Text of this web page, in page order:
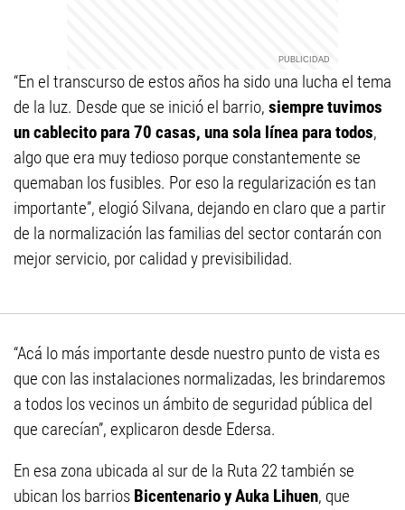
“En el transcurso de estos años ha sido una lucha el tema
de la luz. Desde que se inició el barrio, siempre tuvimos
un cablecito para 70 casas, una sola línea para todos,
algo que era muy tedioso porque constantemente se
quemaban los fusibles. Por eso la regularización es tan
importante”, elogió Silvana, dejando en claro que a partir
de la normalización las familias del sector contarán con
mejor servicio, por calidad y previsibilidad.
“Acá lo más importante desde nuestro punto de vista es
que con las instalaciones normalizadas, les brindaremos
a todos los vecinos un ámbito de seguridad pública del
que carecían”, explicaron desde Edersa.
En esa zona ubicada al sur de la Ruta 22 también se
ubican los barrios Bicentenario y Auka Lihuen, que